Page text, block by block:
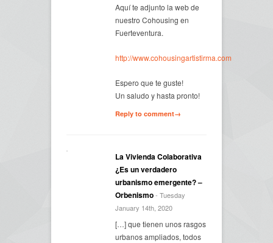
Aquí te adjunto la web de
nuestro Cohousing en
Fuerteventura.
http://www.cohousingartistirma.com
Espero que te guste!
Un saludo y hasta pronto!
Reply to comment→
La Vivienda Colaborativa
¿Es un verdadero
urbanismo emergente? –
Orbenismo- Tuesday
January 14th, 2020
[…] que tienen unos rasgos
urbanos ampliados, todos